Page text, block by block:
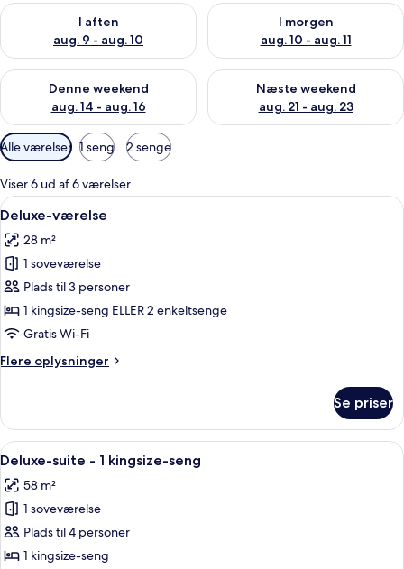
I aften
aug. 9 - aug. 10
Tjek tilgængelighed for i aften aug. 9 - aug. 10
I morgen
aug. 10 - aug. 11
Tjek tilgængelighed for i
Denne weekend
aug. 14 - aug. 16
Tjek tilgængelighed for denne weekend aug. 14 - aug. 16
Næste weekend
aug. 21 - aug. 23
Tjek tilgængelighed for næste
Tilgængelige
filtre
for
værelser
Alle værelser 1 seng 2 senge
Viser 6 ud af 6 værelser
Indlæs
alle
billeder
af
Deluxe-
værelse
Et hotelværelse med en seng, to
8
Deluxe-værelse
28 m²
1 soveværelse
Plads til 3 personer
1 kingsize-seng ELLER 2 enkeltsenge
Gratis Wi-Fi
Flere oplysninger
Flere
værelse
Se priser
Indlæs
alle
billeder
af
Deluxe-
suite
Et hotelværelse med en stor seng,
8
Deluxe-suite - 1 kingsize-seng
58 m²
1 soveværelse
Plads til 4 personer
1 kingsize-seng